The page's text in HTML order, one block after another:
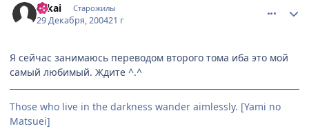
Takai Старожилы
29 Декабря, 200421 г
Я сейчас занимаюсь переводом второго тома иба это мой
самый любимый. Ждите ^.^
Those who live in the darkness wander aimlessly. [Yami no
Matsuei]